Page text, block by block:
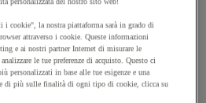
su 2 posizioni.
di raffreddare ugello e materiali
i cookie", la nostra piattaforma sarà in grado di
attraverso i cookie. Queste informazioni
e ai nostri partner Internet di misurare le
le tue preferenze di acquisto. Questo ci
personalizzati in base alle tue esigenze e una
di più sulle finalità di ogni tipo di cookie, clicca su